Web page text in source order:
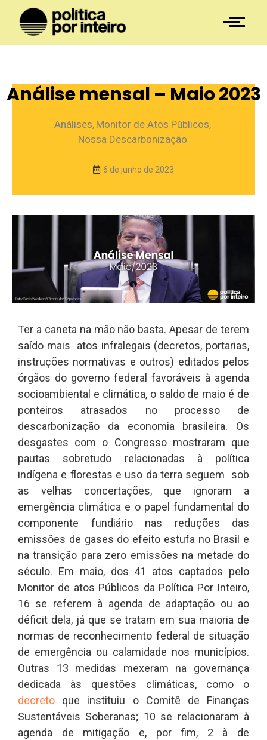
Análise mensal – Maio 2023
Análises, Monitor de Atos Públicos,
Nossa Descarbonização
6 de junho de 2023
Ter a caneta na mão não basta. Apesar de terem
saído mais atos infralegais (decretos, portarias,
instruções normativas e outros) editados pelos
órgãos do governo federal favoráveis à agenda
socioambiental e climática, o saldo de maio é de
ponteiros atrasados no processo de
descarbonização da economia brasileira. Os
desgastes com o Congresso mostraram que
pautas sobretudo relacionadas à política
indígena e florestas e uso da terra seguem sob
as velhas concertações, que ignoram a
emergência climática e o papel fundamental do
componente fundiário nas reduções das
emissões de gases do efeito estufa no Brasil e
na transição para zero emissões na metade do
século. Em maio, dos 41 atos captados pelo
Monitor de atos Públicos da Política Por Inteiro,
16 se referem à agenda de adaptação ou ao
déficit dela, já que se tratam em sua maioria de
normas de reconhecimento federal de situação
de emergência ou calamidade nos municípios.
Outras 13 medidas mexeram na governança
dedicada às questões climáticas, como o
decreto que instituiu o Comitê de Finanças
Sustentáveis Soberanas; 10 se relacionaram à
agenda de mitigação e, por fim, 2 à de